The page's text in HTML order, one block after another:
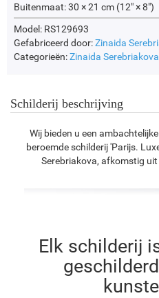
Buitenmaat:30 × 21 cm (12" × 8")
Model: RS129693
Gefabriceerd door:Zinaida
Categorieën:Zinaida Serebriakova
Schilderij beschrijving
Wij bieden u een
beroemde schilderij 'Parijs.
Serebriakova, afkomstig
Elk schilderij